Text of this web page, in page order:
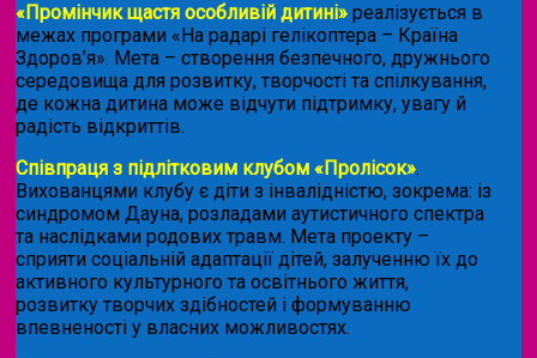
«Промінчик щастя особливій дитині» реалізується в
межах програми «На радарі гелікоптера – Країна
Здоров’я». Мета – створення безпечного, дружнього
середовища для розвитку, творчості та спілкування,
де кожна дитина може відчути підтримку, увагу й
радість відкриттів.
Співпраця з підлітковим клубом «Пролісок».
Вихованцями клубу є діти з інвалідністю, зокрема: із
синдромом Дауна, розладами аутистичного спектра
та наслідками родових травм. Мета проекту –
сприяти соціальній адаптації дітей, залученню їх до
активного культурного та освітнього життя,
розвитку творчих здібностей і формуванню
впевненості у власних можливостях.